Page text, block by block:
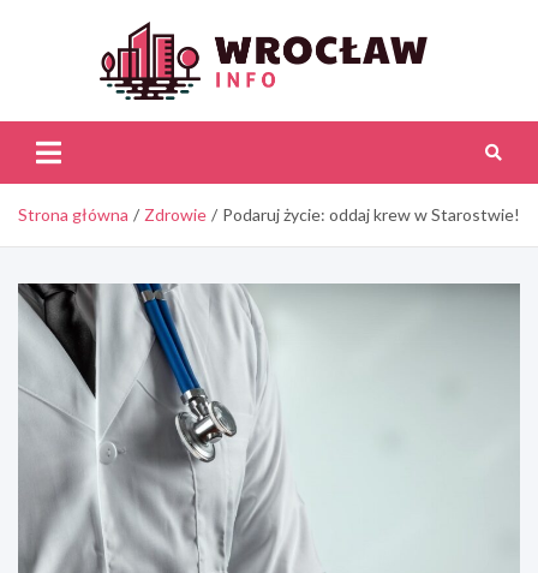
Strona główna Zdrowie Podaruj życie: oddaj krew w Starostwie!